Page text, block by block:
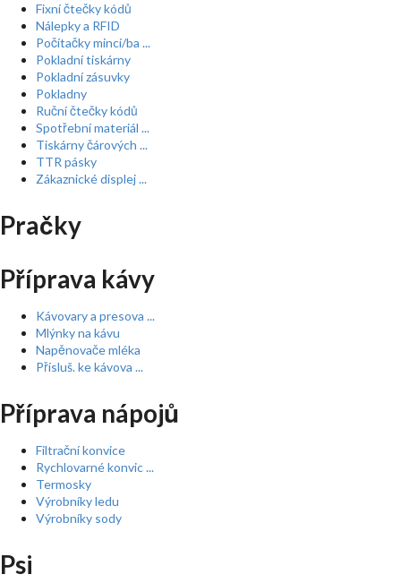
Fixní čtečky kódů
Nálepky a RFID
Počítačky mincí/ba ...
Pokladní tiskárny
Pokladní zásuvky
Pokladny
Ruční čtečky kódů
Spotřební materiál ...
Tiskárny čárových ...
TTR pásky
Zákaznické displej ...
Pračky
Příprava kávy
Kávovary a presova ...
Mlýnky na kávu
Napěnovače mléka
Přísluš. ke kávova ...
Příprava nápojů
Filtrační konvice
Rychlovarné konvic ...
Termosky
Výrobníky ledu
Výrobníky sody
Psi